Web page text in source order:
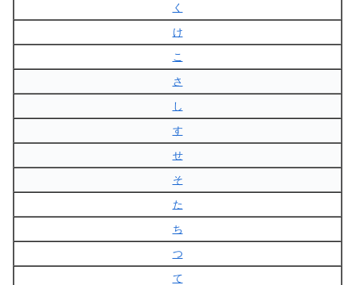
く
け
こ
さ
し
す
せ
そ
た
ち
つ
て